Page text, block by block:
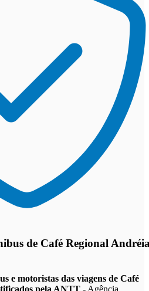
de Café Regional
e motoristas das viagens de Café